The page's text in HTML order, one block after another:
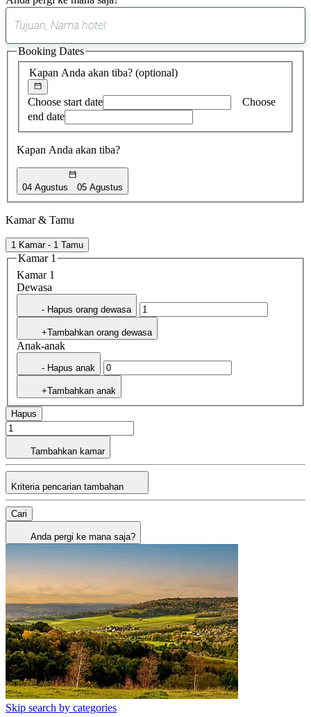
saran
ditemukan
Kapan Anda akan tiba? (optional)
Choose start date
Choose
end date
Kapan Anda akan tiba?
04 Agustus 05 Agustus
Booking Dates
Kamar & Tamu
1 Kamar - 1 Tamu
Kamar 1
Kamar 1
Dewasa
- Hapus orang dewasa
+Tambahkan orang dewasa
Anak-anak
- Hapus anak
+Tambahkan anak
Hapus
Tambahkan kamar
Kriteria pencarian tambahan
Cari
Anda pergi ke mana saja?
Skip search by categories